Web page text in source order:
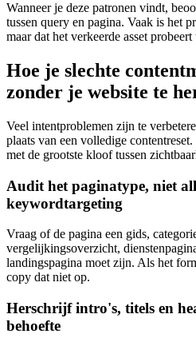
Wanneer je deze patronen vindt,
tussen query en pagina. Vaak is het
maar dat het verkeerde asset probeert
Hoe je slechte
zonder je website te
Veel intentproblemen zijn te
plaats van een volledige
met de grootste kloof tussen
Audit het paginatype, niet
keywordtargeting
Vraag of de pagina een gids,
vergelijkingsoverzicht,
landingspagina moet zijn. Als het
copy dat niet op.
Herschrijf intro's, titels en
behoefte